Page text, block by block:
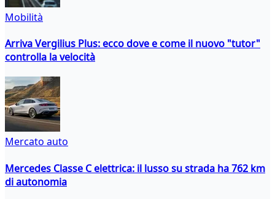
Mobilità
Arriva Vergilius Plus: ecco dove e come il nuovo "tutor"
controlla la velocità
Mercato auto
Mercedes Classe C elettrica: il lusso su strada ha 762 km
di autonomia